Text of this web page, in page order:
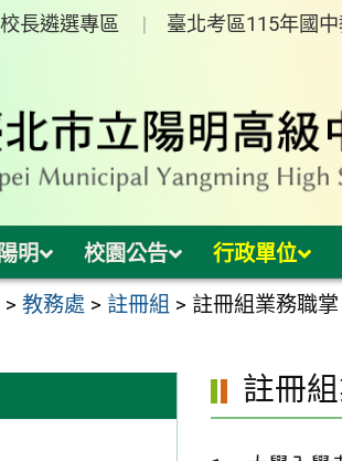
校長遴選專區 臺北考區115年國
明 校園公告 行政單位
>教務處 > 註冊組 > 註冊組業務職掌
註冊